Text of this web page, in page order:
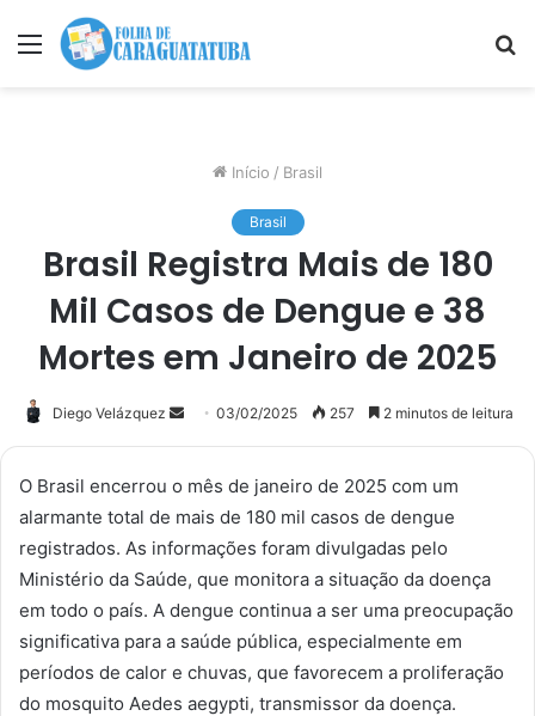
Menu
Início / Brasil
Brasil
Brasil Registra Mais de 180
Mil Casos de Dengue e 38
Mortes em Janeiro de 2025
Diego Velázquez
Mande
mail
03/02/2025 257 2 minutos de leitura
O Brasil encerrou o mês de janeiro de 2025 com um
alarmante total de mais de 180 mil casos de dengue
registrados. As informações foram divulgadas pelo
Ministério da Saúde, que monitora a situação da doença
em todo o país. A dengue continua a ser uma preocupação
significativa para a saúde pública, especialmente em
períodos de calor e chuvas, que favorecem a proliferação
do mosquito Aedes aegypti, transmissor da doença.